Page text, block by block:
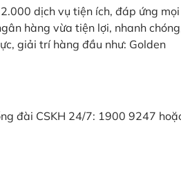
dịch vụ tiện ích, đáp ứng mọi
hàng vừa tiện lợi, nhanh
giải trí hàng đầu như: Golden
đài CSKH 24/7: 1900 9247